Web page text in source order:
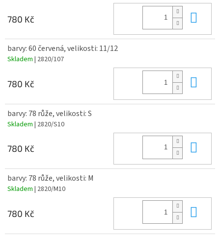
780 Kč
barvy: 60 červená, velikosti: 11/12
Skladem | 2820/107
780 Kč
barvy: 78 růže, velikosti: S
Skladem | 2820/S10
780 Kč
barvy: 78 růže, velikosti: M
Skladem | 2820/M10
780 Kč